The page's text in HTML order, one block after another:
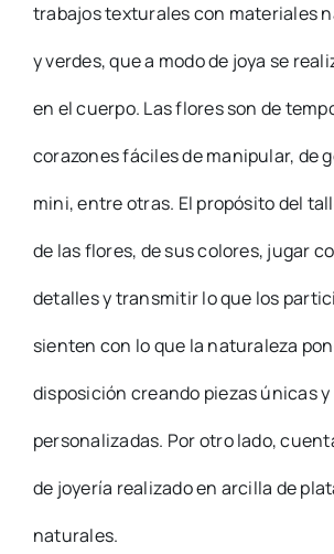
trabajos texturales con materiales
y verdes, que a modo de joya se
en el cuerpo. Las flores son de
corazones fáciles de manipular, de
mini, entre otras. El propósito del
de las flores, de sus colores, jugar
detalles y transmitir lo que los
sienten con lo que la naturaleza
disposición creando piezas únicas y
personalizadas. Por otro lado,
de joyería realizado en arcilla de
naturales.